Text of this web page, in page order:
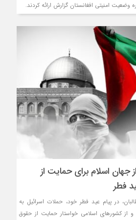
وضعیت امنیتی افغانستان گزارش ارائه کردند.
جهان اسلام برای حمایت از
فطر
در پیام عید فطر خود، حملات اسرائیل به
و از کشورهای اسلامی خواستار حمایت از حقوق